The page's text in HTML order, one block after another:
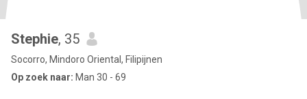
Stephie, 35
Socorro, Mindoro Oriental, Filipijnen
Op zoek naar: Man 30 - 69